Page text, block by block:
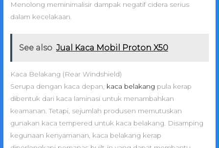
Menolong meminimalisir dampak negatif cidera serius
dalam kecelakaan.
See also Jual Kaca Mobil Proton X50
Kaca Belakang (Rear Windshield)
Serupa dengan kaca depan, kaca belakang pula kerap
dibentuk dari kaca laminasi untuk menambahkan
keamanan. Tetapi, sejumlah produsen memutuskan
gunakan kaca tempered untuk kaca belakang. Disamping
kegunaan kenyamanan, kaca belakang kerap